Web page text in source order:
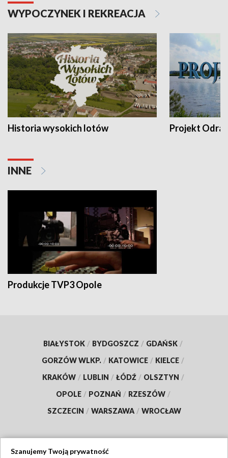
WYPOCZYNEK I REKREACJA
Historia wysokich lotów Projekt Odra
INNE
Produkcje TVP3 Opole
BIAŁYSTOK / BYDGOSZCZ / GDAŃSK /
GORZÓW WLKP. / KATOWICE / KIELCE /
KRAKÓW / LUBLIN / ŁÓDŹ / OLSZTYN /
OPOLE / POZNAŃ / RZESZÓW /
SZCZECIN / WARSZAWA / WROCŁAW
Szanujemy Twoją prywatność